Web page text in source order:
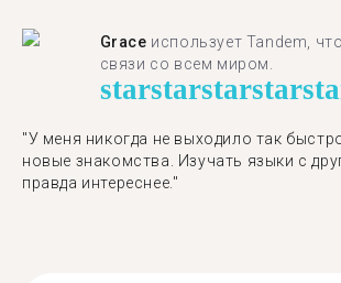
Grace использует Tandem,
связи со всем миром.
starstarstarstar
"У меня никогда не выходило так
новые знакомства. Изучать языки с
правда интереснее."